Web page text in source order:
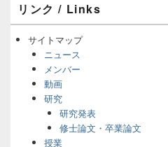
ン
サ
リンク / Links
サイトマップ
ニュース
メンバー
動画
研究
研究発表
修士論文・卒業論文
授業